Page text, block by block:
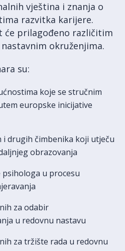
vještina i znanja o
razvitka karijere.
će prilagođeno različitim
okruženjima.
su:
koje se stručnim
europske inicijative
i drugih čimbenika koji utječu
obrazovanja
u procesu
za odabir
u redovnu nastavu
za tržište rada u redovnu